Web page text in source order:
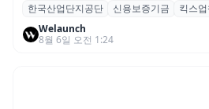
산단공·신보, 2026 ‘킥스업
여 스타트업 모집
한국산업단지공단 신용보증기금
킥스
Welaunch
8월 6일 오전 1:24